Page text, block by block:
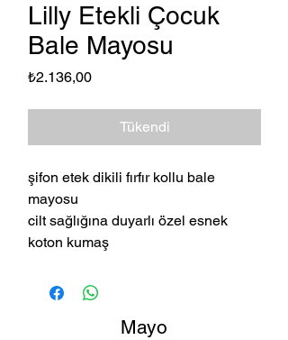
Lilly Etekli Çocuk
Bale Mayosu
₺2.136,00Fiyat
Tükendi
şifon etek dikili fırfır kollu bale
mayosu
cilt sağlığına duyarlı özel esnek
koton kumaş
Mayo